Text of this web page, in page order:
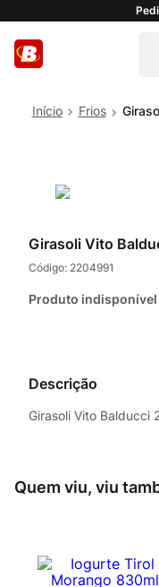
Frios
Girasoli Vito
Código: 2204991
Produto indisponível
Descrição
Girasoli Vito Balducci
Quem viu, viu